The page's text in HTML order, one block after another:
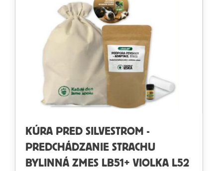
KÚRA PRED SILVESTROM -
PREDCHÁDZANIE STRACHU
BYLINNÁ ZMES LB51+ VIOLKA L52